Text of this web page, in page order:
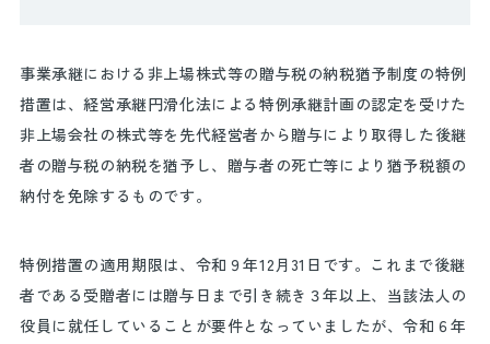
事業承継における非上場株式等の贈与税の納税猶予制度の特例
措置は、経営承継円滑化法による特例承継計画の認定を受けた
非上場会社の株式等を先代経営者から贈与により取得した後継
者の贈与税の納税を猶予し、贈与者の死亡等により猶予税額の
納付を免除するものです。
特例措置の適用期限は、令和９年12月 31 日です。これまで後継
者である受贈者には贈与日まで引き続き３年以上、当該法人の
役員に就任していることが要件となっていましたが、令和６年